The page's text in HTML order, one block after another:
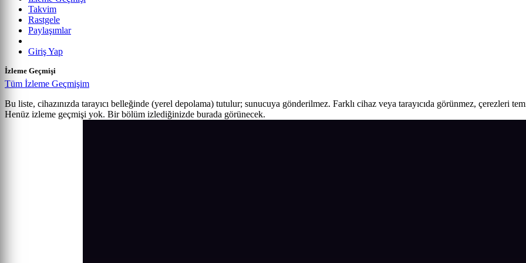
Takvim
Rastgele
Paylaşımlar
Giriş Yap
İzleme Geçmişi
Tüm İzleme Geçmişim
Bu liste, cihazınızda tarayıcı belleğinde (yerel depolama) tutulur; sunucuya gönderilmez. Farklı cihaz veya tarayıcıda görünmez, çerezleri
Henüz izleme geçmişi yok. Bir bölüm izlediğinizde burada görünecek.